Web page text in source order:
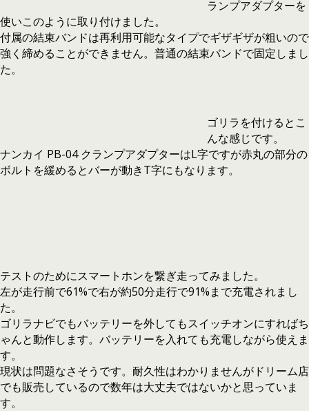
ランプアダプターを
使いこのように取り付けました。
付属の結束バンドは再利用可能なタイプでギザギザが粗いので
強く締めることができません。普通の結束バンドで固定しまし
た。
ゴリラを付けるとこ
んな感じです。
ナンカイ PB-04 クランプアダプターはL字ですが赤丸の部分の
ボルトを緩めるとバーが動きT字にもなります。
テストのためにスマートホンを繋ぎ走ってみました。
左が走行前で61%で右が約50分走行で91%まで充電されまし
た。
ゴリラナビでもバッテリーを外してもスイッチオンにすればち
ゃんと動作します。バッテリーを入れても充電しながら使えま
す。
現状は問題なさそうです。耐久性はわかりませんがドリーム店
でも販売しているので数年は大丈夫ではないかと思っていま
す。